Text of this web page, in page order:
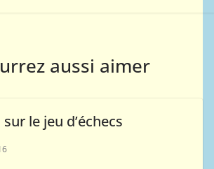
aussi aimer
le jeu d’échecs